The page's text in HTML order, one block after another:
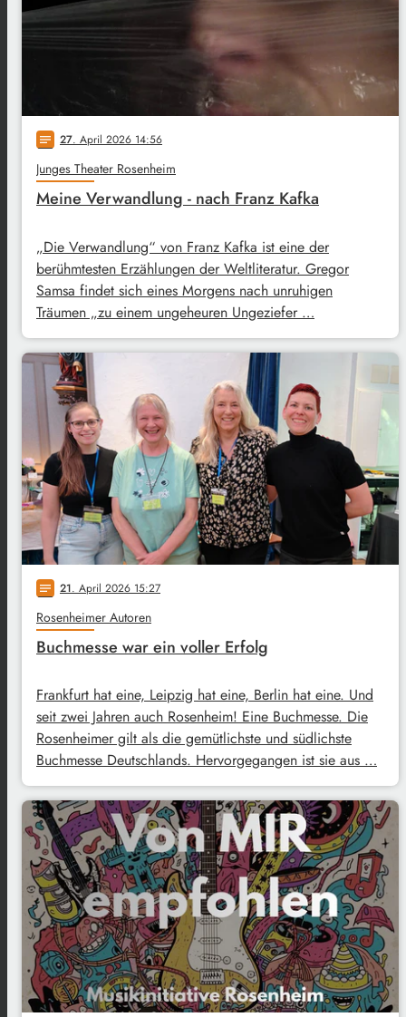
notes 27. April 2026 14:56
Junges Theater Rosenheim
Meine Verwandlung - nach Franz Kafka
„Die Verwandlung“ von Franz Kafka ist eine der
berühmtesten Erzählungen der Weltliteratur. Gregor
Samsa findet sich eines Morgens nach unruhigen
Träumen „zu einem ungeheuren Ungeziefer …
notes 21. April 2026 15:27
Rosenheimer Autoren
Buchmesse war ein voller Erfolg
Frankfurt hat eine, Leipzig hat eine, Berlin hat eine. Und
seit zwei Jahren auch Rosenheim! Eine Buchmesse. Die
Rosenheimer gilt als die gemütlichste und südlichste
Buchmesse Deutschlands. Hervorgegangen ist sie aus …